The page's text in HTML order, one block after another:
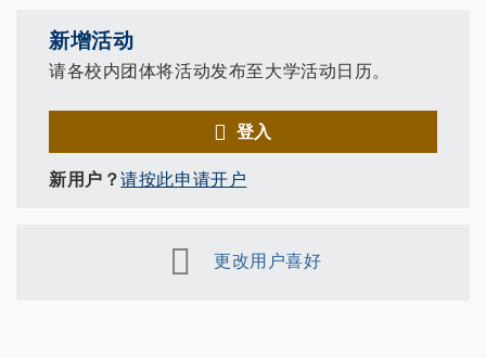
新增活动
请各校内团体将活动发布至大学活动日历。
登入
新用户？请按此申请开户
更改用户喜好